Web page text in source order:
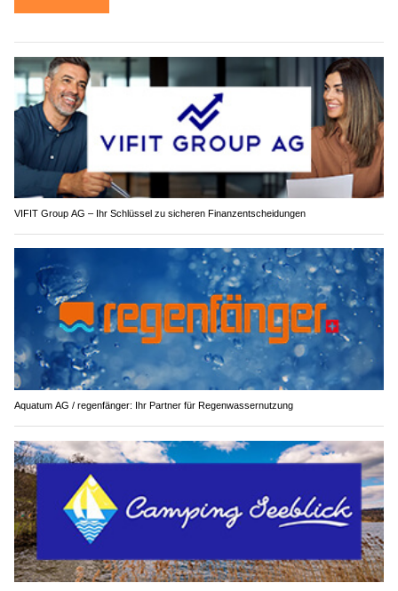
VIFIT Group AG – Ihr Schlüssel zu sicheren Finanzentscheidungen
Aquatum AG / regenfänger: Ihr Partner für Regenwassernutzung